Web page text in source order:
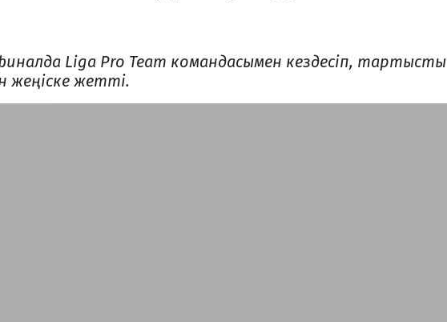
Liga Pro Team командасымен кездесіп, тартысты
жеңіске жетті.